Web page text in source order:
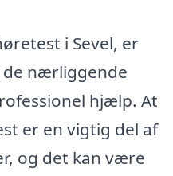
i Sevel, er
nærliggende
hjælp. At
er en vigtig del af
og det kan være